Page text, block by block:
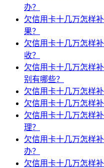
办？
欠信用卡十几万怎样
果？
欠信用卡十几万怎样
收？
欠信用卡十几万怎样
别有哪些？
欠信用卡十几万怎样
欠信用卡十几万怎样
欠信用卡十几万怎样
理？
欠信用卡十几万怎样
办？
欠信用卡十几万怎样